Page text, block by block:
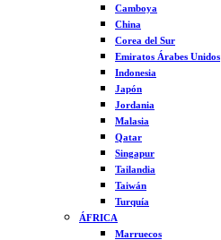
Camboya
China
Corea del Sur
Emiratos Árabes Unidos
Indonesia
Japón
Jordania
Malasia
Qatar
Singapur
Tailandia
Taiwán
Turquía
ÁFRICA
Marruecos